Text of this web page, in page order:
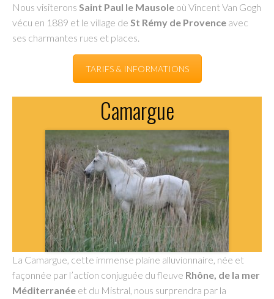
Nous visiterons Saint Paul le Mausole où Vincent Van Gogh
vécu en 1889 et le village de St Rémy de Provence avec
ses charmantes rues et places.
TARIFS & INFORMATIONS
Camargue
La Camargue, cette immense plaine alluvionnaire, née et
façonnée par l’action conjuguée du fleuve Rhône, de la mer
Méditerranée et du Mistral, nous surprendra par la